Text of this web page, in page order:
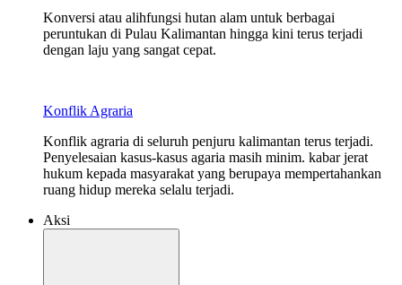
Konversi atau alihfungsi hutan alam untuk berbagai
peruntukan di Pulau Kalimantan hingga kini terus terjadi
dengan laju yang sangat cepat.
Konflik Agraria
Konflik agraria di seluruh penjuru kalimantan terus terjadi.
Penyelesaian kasus-kasus agaria masih minim. kabar jerat
hukum kepada masyarakat yang berupaya mempertahankan
ruang hidup mereka selalu terjadi.
Aksi